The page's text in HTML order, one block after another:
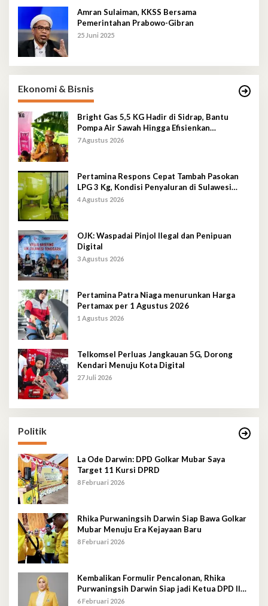
Amran Sulaiman, KKSS Bersama
Pemerintahan Prabowo-Gibran
25 Juni 2025
Ekonomi & Bisnis
Bright Gas 5,5 KG Hadir di Sidrap, Bantu
Pompa Air Sawah Hingga Efisienkan
Penyaluran Elpiji 3 Kg
7 Agustus 2026
Pertamina Respons Cepat Tambah Pasokan
LPG 3 Kg, Kondisi Penyaluran di Sulawesi
Selatan Berlangsung Kondusif
4 Agustus 2026
OJK: Waspadai Pinjol Ilegal dan Penipuan
Digital
3 Agustus 2026
Pertamina Patra Niaga menurunkan Harga
Pertamax per 1 Agustus 2026
1 Agustus 2026
Telkomsel Perluas Jangkauan 5G, Dorong
Kendari Menuju Kota Digital
27 Juli 2026
Politik
La Ode Darwin: DPD Golkar Mubar Saya
Target 11 Kursi DPRD
8 Februari 2026
Rhika Purwaningsih Darwin Siap Bawa Golkar
Mubar Menuju Era Kejayaan Baru
8 Februari 2026
Kembalikan Formulir Pencalonan, Rhika
Purwaningsih Darwin Siap jadi Ketua DPD II
Golkar Mubar
6 Februari 2026